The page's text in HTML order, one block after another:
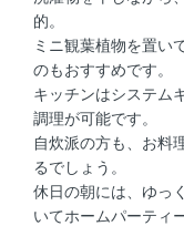
的。
ミニ観葉植物を置い
のもおすすめです。
キッチンはシステム
調理が可能です。
自炊派の方も、お料
るでしょう。
休日の朝には、ゆっ
いてホームパーティ